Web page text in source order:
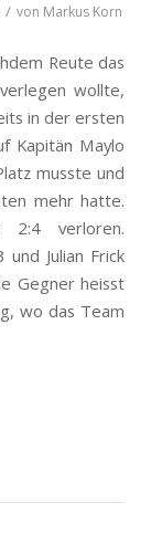
/ von Markus Korn
Reute das
wollte,
in der ersten
Kapitän Maylo
musste und
mehr hatte.
verloren.
Julian Frick
Gegner heisst
wo das Team